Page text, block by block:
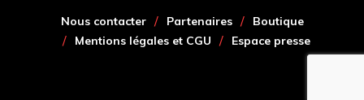
Nous contacter Partenaires
Boutique
Mentions légales et CGU
Espace presse